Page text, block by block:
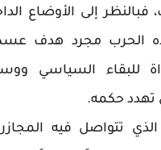
فبالنظر إلى الأوضاع
الحرب مجرد هدف
للبقاء السياسي
تهدد حكمه.
تتواصل فيه